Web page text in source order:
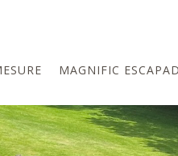
MAGNIFIC